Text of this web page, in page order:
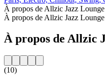
À propos de Allzic Jazz Lounge
À propos de Allzic Jazz Lounge
À propos de Allzic
(10)